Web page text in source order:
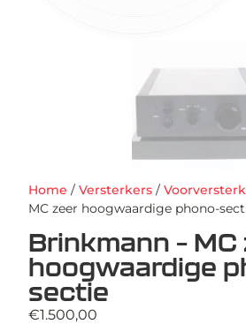
Home /Versterkers /
MC zeer hoogwaardige phono-
Brinkmann – MC
hoogwaardige
sectie
€1.500,00